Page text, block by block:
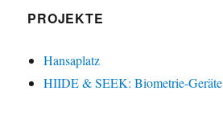
PROJEKTE
Hansaplatz
HIIDE & SEEK: Biometrie-Geräte